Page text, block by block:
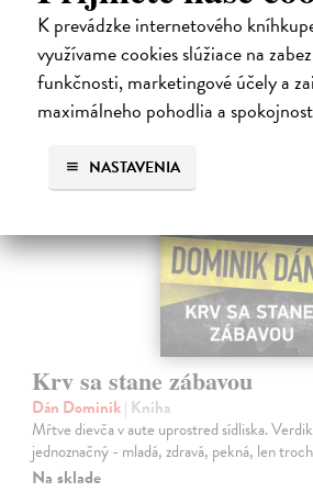
K prevádzke internetového
využívame cookies slúžiace na
funkčnosti, marketingové účely a
maximálneho pohodlia a
NASTAVENIA
16,40 €
Krv sa stane zábavou
Dán Dominik| Kniha
Mŕtve dievča v aute uprostred sídliska.
jednoznačný - mladá, zdravá, pekná, len
Na sklade